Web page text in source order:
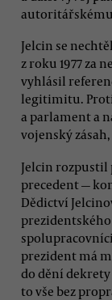
Jelcin se
z roku 1977 za
vyhlásil
legitimitu.
a parlament a
vojenský
Jelcin rozpustil
precedent —
Dědictví
prezident má
do dění
to vše bez